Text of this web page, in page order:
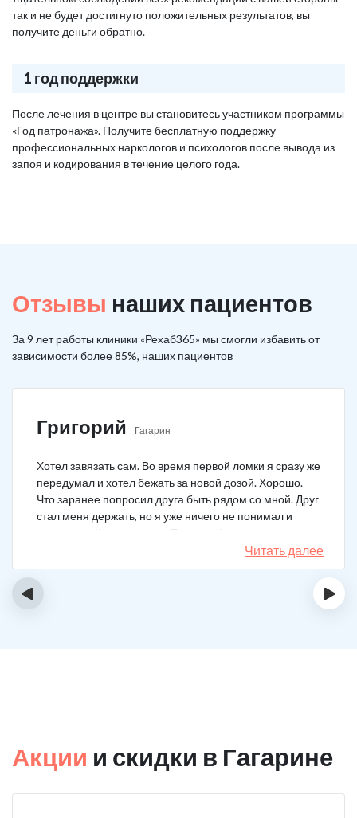
так и не будет достигнуто положительных результатов, вы
получите деньги обратно.
1 год поддержки
После лечения в центре вы становитесь участником программы
«Год патронажа». Получите бесплатную поддержку
профессиональных наркологов и психологов после вывода из
запоя и кодирования в течение целого года.
Отзывы наших пациентов
За 9 лет работы клиники «Рехаб365» мы смогли избавить от
зависимости более 85%, наших пациентов
Григорий Гагарин
Хотел завязать сам. Во время первой ломки я сразу же
передумал и хотел бежать за новой дозой. Хорошо.
Что заранее попросил друга быть рядом со мной. Друг
стал меня держать, но я уже ничего не понимал и
начал силой вырываться. Тогда мой товарищ просто
связан меня и позвонил в клинику. На дом приехал
нарколог, мне сделали какую-то капельницу, после
для прохождения курса реабилитации, так я и сделал.
Читать далее
‹ ›
Акции и скидки в Гагарине